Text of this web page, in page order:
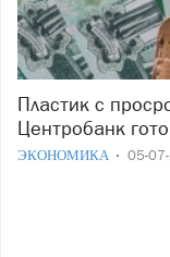
Пластик с просрочкой больше не работает?
Центробанк
ЭКОНОМИКА 05-